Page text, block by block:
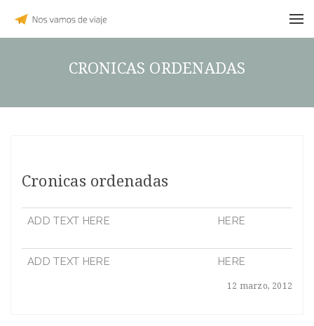
CRONICAS ORDENADAS
Cronicas ordenadas
12 marzo, 2012
ADD TEXT HERE HERE
ADD TEXT HERE HERE